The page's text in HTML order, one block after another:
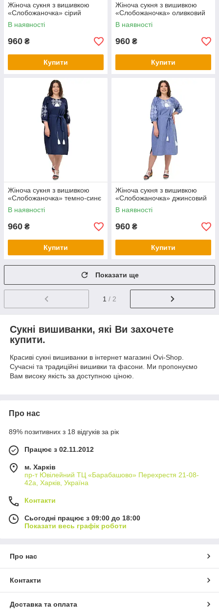
Жіноча сукня з вишивкою
«Слобожаночка» сірий
В наявності
960 ₴
Купити
Жіноча сукня з вишивкою
«Слобожаночка» оливковий
В наявності
960 ₴
Купити
Жіноча сукня з вишивкою
«Слобожаночка» темно-синє
В наявності
960 ₴
Купити
Жіноча сукня з вишивкою
«Слобожаночка» джинсовий
В наявності
960 ₴
Купити
Показати ще
1 / 2
Сукні вишиванки, які Ви захочете
купити.
Красиві сукні вишиванки в інтернет магазині Ovi-Shop.
Сучасні та традиційні вишивки та фасони. Ми пропонуємо
Вам високу якість за доступною ціною.
Про нас
89% позитивних з 18 відгуків за рік
Працює з 02.11.2012
м. Харків
пр-т Ювілейний ТЦ «Барабашово» Перехрестя 21-08-
42а, Харків, Україна
Контакти
Сьогодні працює з 09:00 до 18:00
Показати весь графік роботи
Про нас
Контакти
Доставка та оплата